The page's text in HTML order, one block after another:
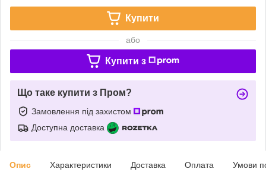
Купити
або
Купити з
Що таке купити з Пром?
Замовлення під захистом
Доступна доставка
Опис Характеристики Доставка Оплата Умови